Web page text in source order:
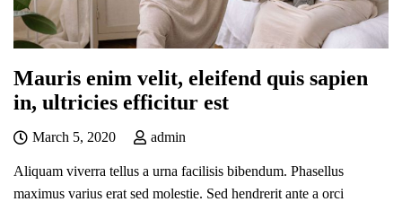
Mauris enim velit, eleifend quis sapien
in, ultricies efficitur est
March 5, 2020 admin
Aliquam viverra tellus a urna facilisis bibendum. Phasellus
maximus varius erat sed molestie. Sed hendrerit ante a orci